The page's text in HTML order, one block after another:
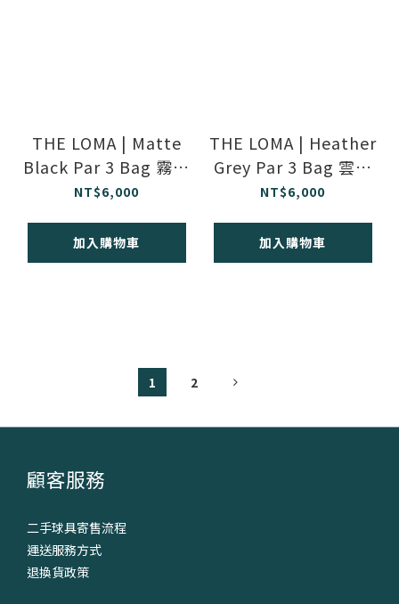
THE LOMA | Matte
Black Par 3 Bag 霧面
黑
NT$6,000
加入購物車
THE LOMA | Heather
Grey Par 3 Bag 雲霧
灰
NT$6,000
加入購物車
1 2
顧客服務
二手球具寄售流程
運送服務方式
退換貨政策